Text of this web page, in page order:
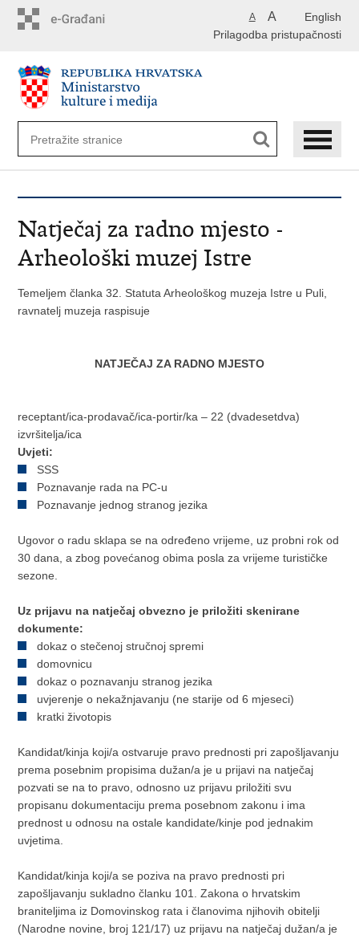
English
A A
Prilagodba pristupačnosti
Natječaj za radno mjesto -
Arheološki muzej Istre
Temeljem članka 32. Statuta Arheološkog muzeja Istre u Puli,
ravnatelj muzeja raspisuje
NATJEČAJ ZA RADNO MJESTO
receptant/ica-prodavač/ica-portir/ka – 22 (dvadesetdva)
izvršitelja/ica
Uvjeti:
SSS
Poznavanje rada na PC-u
Poznavanje jednog stranog jezika
Ugovor o radu sklapa se na određeno vrijeme, uz probni rok od
30 dana, a zbog povećanog obima posla za vrijeme turističke
sezone.
Uz prijavu na natječaj obvezno je priložiti skenirane
dokumente:
dokaz o stečenoj stručnoj spremi
domovnicu
dokaz o poznavanju stranog jezika
uvjerenje o nekažnjavanju (ne starije od 6 mjeseci)
kratki životopis
Kandidat/kinja koji/a ostvaruje pravo prednosti pri zapošljavanju
prema posebnim propisima dužan/a je u prijavi na natječaj
pozvati se na to pravo, odnosno uz prijavu priložiti svu
propisanu dokumentaciju prema posebnom zakonu i ima
prednost u odnosu na ostale kandidate/kinje pod jednakim
uvjetima.
Kandidat/kinja koji/a se poziva na pravo prednosti pri
zapošljavanju sukladno članku 101. Zakona o hrvatskim
braniteljima iz Domovinskog rata i članovima njihovih obitelji
(Narodne novine, broj 121/17) uz prijavu na natječaj dužan/a je